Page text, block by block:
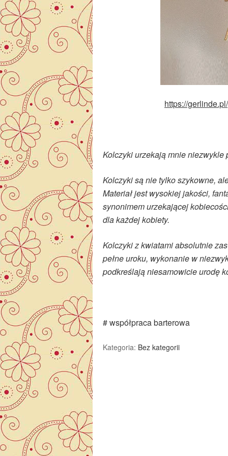
https://
Kolczyki urzekają mnie niezwykle
Kolczyki są nie tylko szykowne,
Materiał jest wysokiej jakości,
synonimem urzekającej
dla każdej kobiety.
Kolczyki z kwiatami absolutnie
pełne uroku, wykonanie w
podkreślają niesamowicie urodę
# współpraca barterowa
Kategoria: Bez kategorii